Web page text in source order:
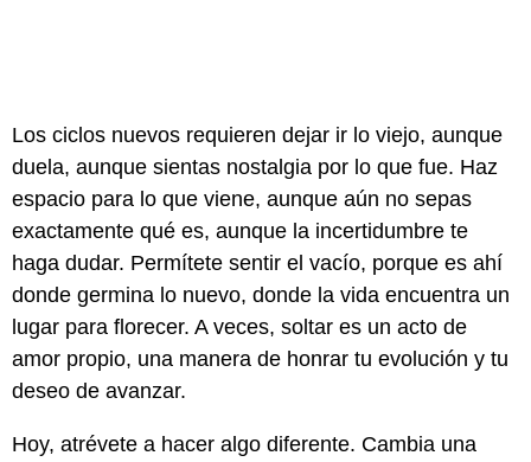
Los ciclos nuevos requieren dejar ir lo viejo, aunque
duela, aunque sientas nostalgia por lo que fue. Haz
espacio para lo que viene, aunque aún no sepas
exactamente qué es, aunque la incertidumbre te
haga dudar. Permítete sentir el vacío, porque es ahí
donde germina lo nuevo, donde la vida encuentra un
lugar para florecer. A veces, soltar es un acto de
amor propio, una manera de honrar tu evolución y tu
deseo de avanzar.
Hoy, atrévete a hacer algo diferente. Cambia una